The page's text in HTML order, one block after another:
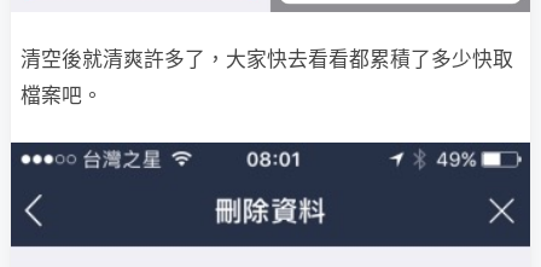
清空後就清爽許多了，大家快去看看都累積了多少快取
檔案吧。